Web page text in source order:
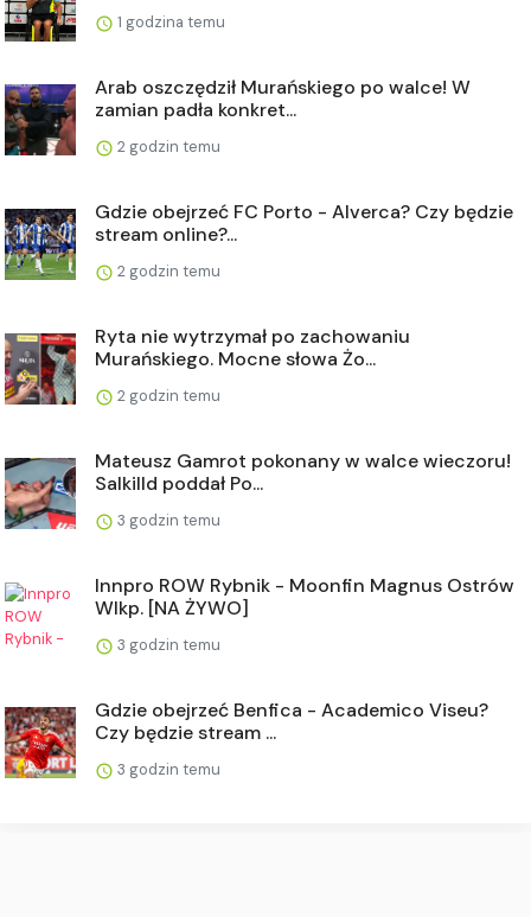
1 godzina temu
Arab oszczędził Murańskiego po walce! W
zamian padła konkret...
2 godzin temu
Gdzie obejrzeć FC Porto - Alverca? Czy będzie
stream online?...
2 godzin temu
Ryta nie wytrzymał po zachowaniu
Murańskiego. Mocne słowa Żo...
2 godzin temu
Mateusz Gamrot pokonany w walce wieczoru!
Salkilld poddał Po...
3 godzin temu
Innpro ROW Rybnik - Moonfin Magnus Ostrów
Wlkp. [NA ŻYWO]
3 godzin temu
Gdzie obejrzeć Benfica - Academico Viseu?
Czy będzie stream ...
3 godzin temu